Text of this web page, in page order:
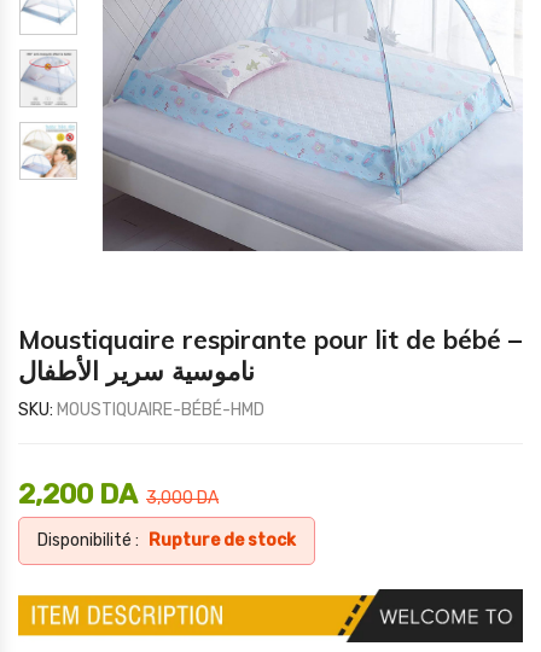
Moustiquaire respirante pour lit de bébé –
ناموسية سرير الأطفال
SKU: MOUSTIQUAIRE-BÉBÉ-HMD
3,000DA
2,200 DA
Disponibilité : Rupture de stock